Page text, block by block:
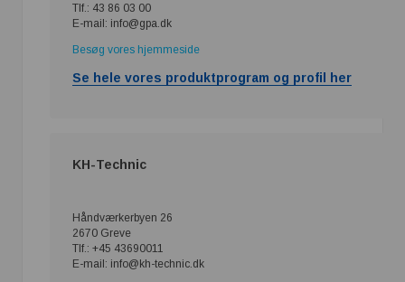
Tlf.: 43 86 03 00
E-mail: info@gpa.dk
Besøg vores hjemmeside
Se hele vores produktprogram og profil her
KH-Technic
Håndværkerbyen 26
2670 Greve
Tlf.: +45 43690011
E-mail: info@kh-technic.dk